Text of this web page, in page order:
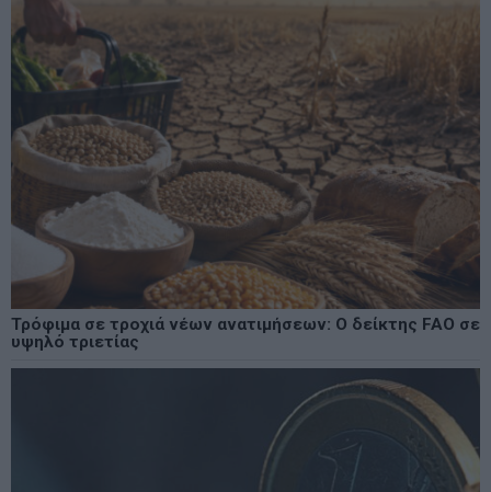
Τρόφιμα σε τροχιά νέων ανατιμήσεων: Ο δείκτης FAO σε
υψηλό τριετίας